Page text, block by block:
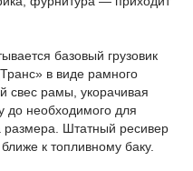
базовый грузовик
в виде рамного
свес рамы, укорачивая
до необходимого для
размера. Штатный ресивер
к топливному баку.